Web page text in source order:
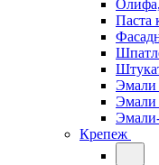
Олифа,
Паста
Эмали
Эмали
Крепеж